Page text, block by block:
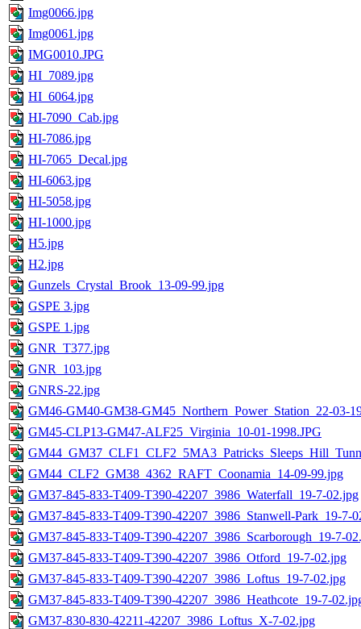
Img0066.jpg
Img0061.jpg
IMG0010.JPG
HI_7089.jpg
HI_6064.jpg
HI-7090_Cab.jpg
HI-7086.jpg
HI-7065_Decal.jpg
HI-6063.jpg
HI-5058.jpg
HI-1000.jpg
H5.jpg
H2.jpg
Gunzels_Crystal_Brook_13-09-99.jpg
GSPE 3.jpg
GSPE 1.jpg
GNR_T377.jpg
GNR_103.jpg
GNRS-22.jpg
GM46-GM40-GM38-GM45_Northern_Power_Station_22-03-
GM45-CLP13-GM47-ALF25_Virginia_10-01-1998.JPG
GM44_CLF2_GM38_4362_RAFT_Coonamia_14-09-99.jpg
GM37-845-833-T409-T390-42207_3986_Waterfall_19-7-02.jpg
GM37-845-833-T409-T390-42207_3986_Stanwell-Park_19-7-
GM37-845-833-T409-T390-42207_3986_Scarborough_19-7-
GM37-845-833-T409-T390-42207_3986_Otford_19-7-02.jpg
GM37-845-833-T409-T390-42207_3986_Loftus_19-7-02.jpg
GM37-845-833-T409-T390-42207_3986_Heathcote_19-7-
GM37-830-830-42211-42207_3986_Loftus_X-7-02.jpg